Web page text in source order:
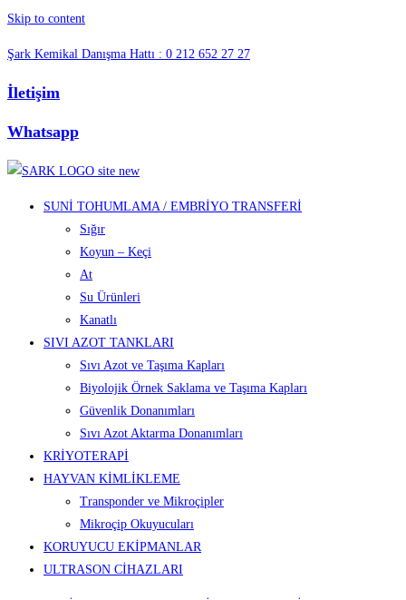
Skip to content
Şark Kemikal Danışma Hattı : 0 212 652 27 27
İletişim
Whatsapp
SUNİ TOHUMLAMA / EMBRİYO TRANSFERİ
Sığır
Koyun – Keçi
At
Su Ürünleri
Kanatlı
SIVI AZOT TANKLARI
Sıvı Azot ve Taşıma Kapları
Biyolojik Örnek Saklama ve Taşıma Kapları
Güvenlik Donanımları
Sıvı Azot Aktarma Donanımları
KRİYOTERAPİ
HAYVAN KİMLİKLEME
Transponder ve Mikroçipler
Mikroçip Okuyucuları
KORUYUCU EKİPMANLAR
ULTRASON CİHAZLARI